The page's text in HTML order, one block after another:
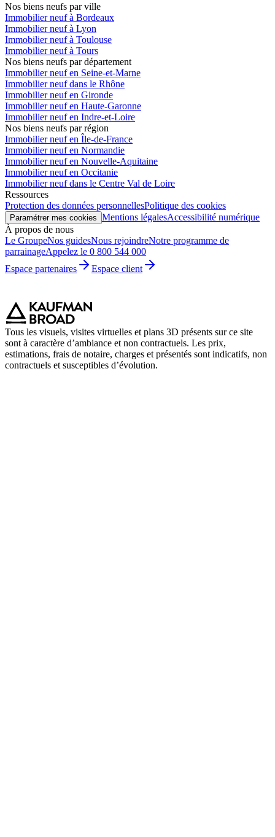
Nos biens neufs par ville
Immobilier neuf à Bordeaux
Immobilier neuf à Lyon
Immobilier neuf à Toulouse
Immobilier neuf à Tours
Nos biens neufs par département
Immobilier neuf en Seine-et-Marne
Immobilier neuf dans le Rhône
Immobilier neuf en Gironde
Immobilier neuf en Haute-Garonne
Immobilier neuf en Indre-et-Loire
Nos biens neufs par région
Immobilier neuf en Île-de-France
Immobilier neuf en Normandie
Immobilier neuf en Nouvelle-Aquitaine
Immobilier neuf en Occitanie
Immobilier neuf dans le Centre Val de Loire
Ressources
Protection des données personnellesPolitique des cookies
Paramétrer mes cookies Mentions légalesAccessibilité numérique
À propos de nous
Le GroupeNos guidesNous rejoindreNotre programme de
parrainageAppelez le 0 800 544 000
Espace partenaires
Espace client
Tous les visuels, visites virtuelles et plans 3D présents sur ce site
sont à caractère d’ambiance et non contractuels. Les prix,
estimations, frais de notaire, charges et présentés sont indicatifs, non
contractuels et susceptibles d’évolution.